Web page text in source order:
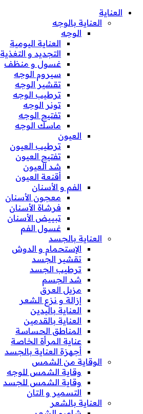
العناية
العناية بالوجه
الوجه
العناية اليومية
التجديد و التغذية
غسول و منظف
سيروم الوجه
تقشير الوجه
ترطيب الوجه
تونر الوجه
تفتيح الوجه
ماسك الوجه
العيون
ترطيب العيون
تفتيح العيون
شد العيون
أقنعة العيون
الفم و الأسنان
معجون الأسنان
فرشاة الأسنان
تبييض الأسنان
غسول الفم
العناية بالجسد
الإستحمام و الدوش
تقشير الجسد
ترطيب الجسد
شد الجسم
مزيل العرق
إزالة و نزع الشعر
العناية باليدين
العناية بالقدمين
المناطق الحساسة
عناية المرأة الخاصة
أجهزة العناية بالجسد
الوقاية من الشمس
وقاية الشمس للوجه
وقاية الشمس للجسد
التسمير و التان
العناية بالشعر